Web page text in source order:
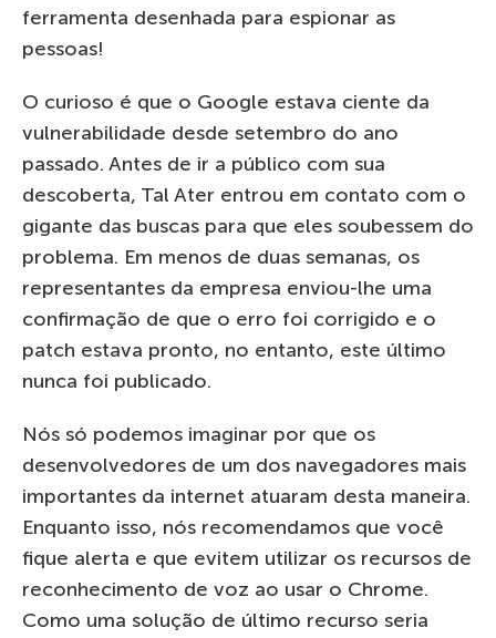
ferramenta desenhada para espionar as
pessoas!
O curioso é que o Google estava ciente da
vulnerabilidade desde setembro do ano
passado. Antes de ir a público com sua
descoberta, Tal Ater entrou em contato com o
gigante das buscas para que eles soubessem do
problema. Em menos de duas semanas, os
representantes da empresa enviou-lhe uma
confirmação de que o erro foi corrigido e o
patch estava pronto, no entanto, este último
nunca foi publicado.
Nós só podemos imaginar por que os
desenvolvedores de um dos navegadores mais
importantes da internet atuaram desta maneira.
Enquanto isso, nós recomendamos que você
fique alerta e que evitem utilizar os recursos de
reconhecimento de voz ao usar o Chrome.
Como uma solução de último recurso seria